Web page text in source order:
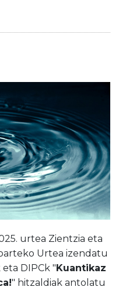
urtea Zientzia eta
Urtea izendatu
DIPCk "Kuantikaz
" hitzaldiak antolatu